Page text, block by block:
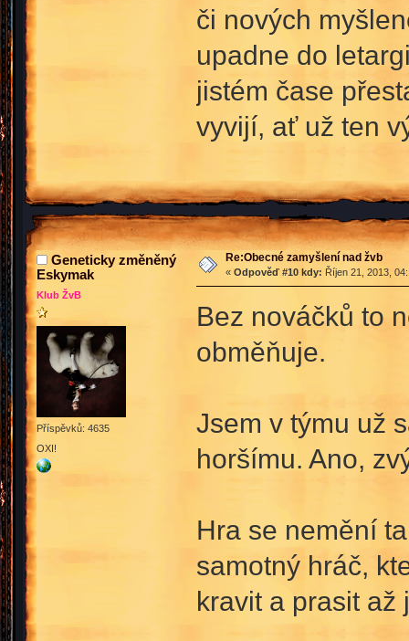
či nových
upadne do
jistém čase
vyvijí, ať už ten
Geneticky změněný
Eskymak
Klub ŽvB
Příspěvků: 4635
OXI!
Re:Obecné zamyšlení nad žvb
« Odpověď #10 kdy: Říjen 21, 2013,
Bez nováčků to
obměňuje.
Jsem v týmu už
horšímu. Ano,
Hra se nemění
samotný hráč,
kravit a prasit až